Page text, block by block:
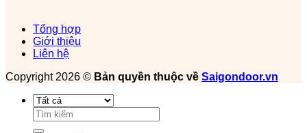
Tổng hợp
Giới thiệu
Liên hệ
Copyright 2026 © Bản quyền thuộc về Saigondoor.vn
Tìm
kiếm: